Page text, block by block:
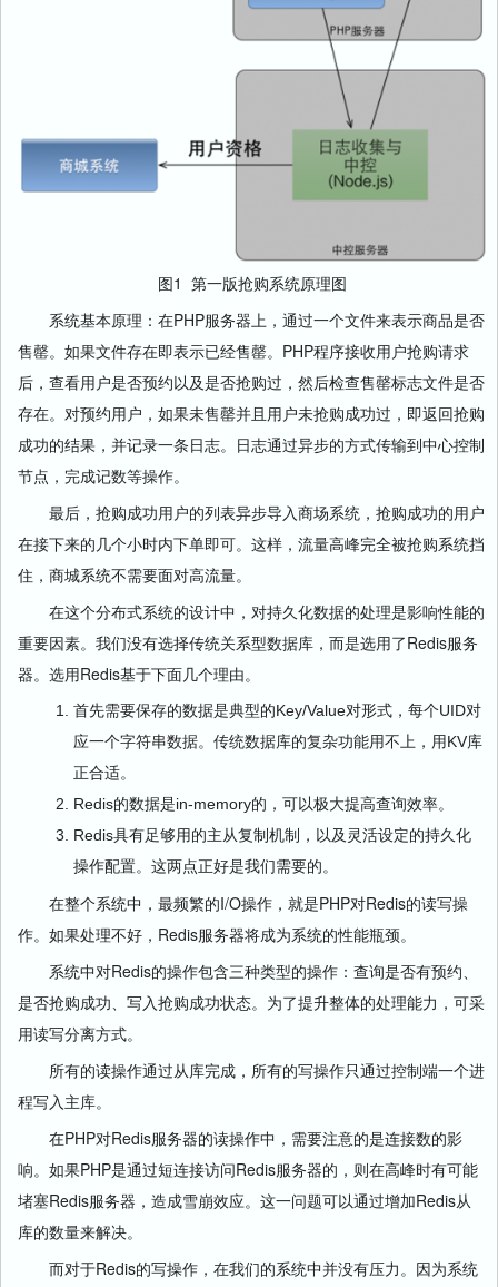
图1 第一版抢购系统原理图
系统基本原理：在PHP服务器上，通过一个文件来表示商品是否
售罄。如果文件存在即表示已经售罄。PHP程序接收用户抢购请求
后，查看用户是否预约以及是否抢购过，然后检查售罄标志文件是否
存在。对预约用户，如果未售罄并且用户未抢购成功过，即返回抢购
成功的结果，并记录一条日志。日志通过异步的方式传输到中心控制
节点，完成记数等操作。
最后，抢购成功用户的列表异步导入商场系统，抢购成功的用户
在接下来的几个小时内下单即可。这样，流量高峰完全被抢购系统挡
住，商城系统不需要面对高流量。
在这个分布式系统的设计中，对持久化数据的处理是影响性能的
重要因素。我们没有选择传统关系型数据库，而是选用了Redis服务
器。选用Redis基于下面几个理由。
首先需要保存的数据是典型的Key/Value对形式，每个UID对
应一个字符串数据。传统数据库的复杂功能用不上，用KV库
正合适。
Redis的数据是in-memory的，可以极大提高查询效率。
Redis具有足够用的主从复制机制，以及灵活设定的持久化
操作配置。这两点正好是我们需要的。
在整个系统中，最频繁的I/O操作，就是PHP对Redis的读写操
作。如果处理不好，Redis服务器将成为系统的性能瓶颈。
系统中对Redis的操作包含三种类型的操作：查询是否有预约、
是否抢购成功、写入抢购成功状态。为了提升整体的处理能力，可采
用读写分离方式。
所有的读操作通过从库完成，所有的写操作只通过控制端一个进
程写入主库。
在PHP对Redis服务器的读操作中，需要注意的是连接数的影
响。如果PHP是通过短连接访问Redis服务器的，则在高峰时有可能
堵塞Redis服务器，造成雪崩效应。这一问题可以通过增加Redis从
库的数量来解决。
而对于Redis的写操作，在我们的系统中并没有压力。因为系统